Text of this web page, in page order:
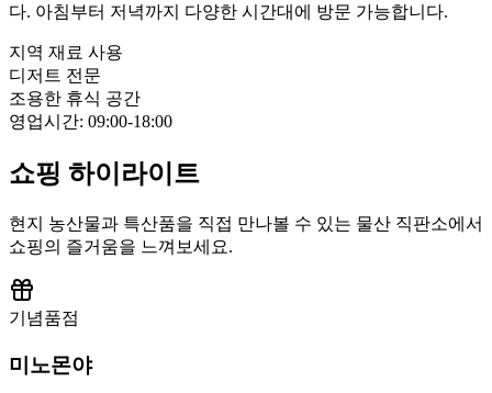
다. 아침부터 저녁까지 다양한 시간대에 방문 가능합니다.
지역 재료 사용
디저트 전문
조용한 휴식 공간
영업시간: 09:00-18:00
쇼핑 하이라이트
현지 농산물과 특산품을 직접 만나볼 수 있는 물산 직판소에서
쇼핑의 즐거움을 느껴보세요.
기념품점
미노몬야